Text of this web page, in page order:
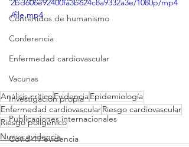
Contenidos de humanismo
Conferencia
Enfermedad cardiovascular
Vacunas
Investigacion propia
Publicaciones internacionales
Covid-19 evidencia
/file.mp4
Análisis críticoEvidenciaEpidemiología
Enfermedad cardiovascularRiesgo cardiovascular
Riesgo poligénico
Nueva evidencia